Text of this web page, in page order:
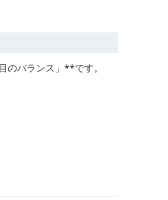
のバランス」**です。